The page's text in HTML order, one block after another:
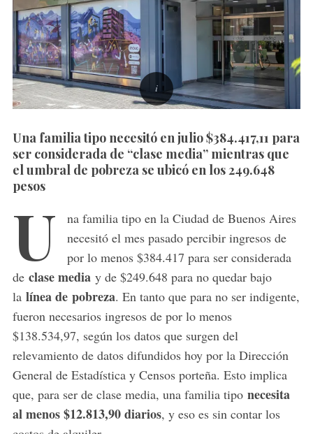
Una familia tipo necesitó en julio $384.417,11 para
ser considerada de “clase media” mientras que
el umbral de pobreza se ubicó en los 249.648
pesos
U
na familia tipo en la Ciudad de Buenos Aires
necesitó el mes pasado percibir ingresos de
por lo menos $384.417 para ser considerada
declase mediay de $249.648 para no quedar bajo
la línea de pobreza. En tanto que para no ser indigente,
fueron necesarios ingresos de por lo menos
$138.534,97, según los datos que surgen del
relevamiento de datos difundidos hoy por la Dirección
General de Estadística y Censos porteña. Esto implica
que, para ser de clase media, una familia tipo necesita
al menos $12.813,90 diarios, y eso es sin contar los